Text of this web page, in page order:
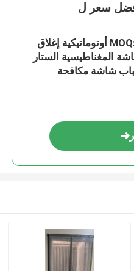
سعر ل
MOQ: 100pcs أوتوماتيكية إغلاق
المغناطيسية الستار
شاشة مكافحة